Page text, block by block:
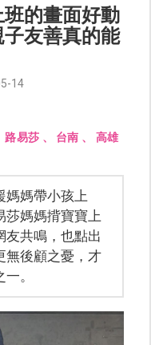
的畫面好動
友善真的能
14
路易莎 、 台南 、 高雄
媽媽帶小孩上
莎媽媽揹寶寶上
友共鳴，也點出
無後顧之憂，才
。